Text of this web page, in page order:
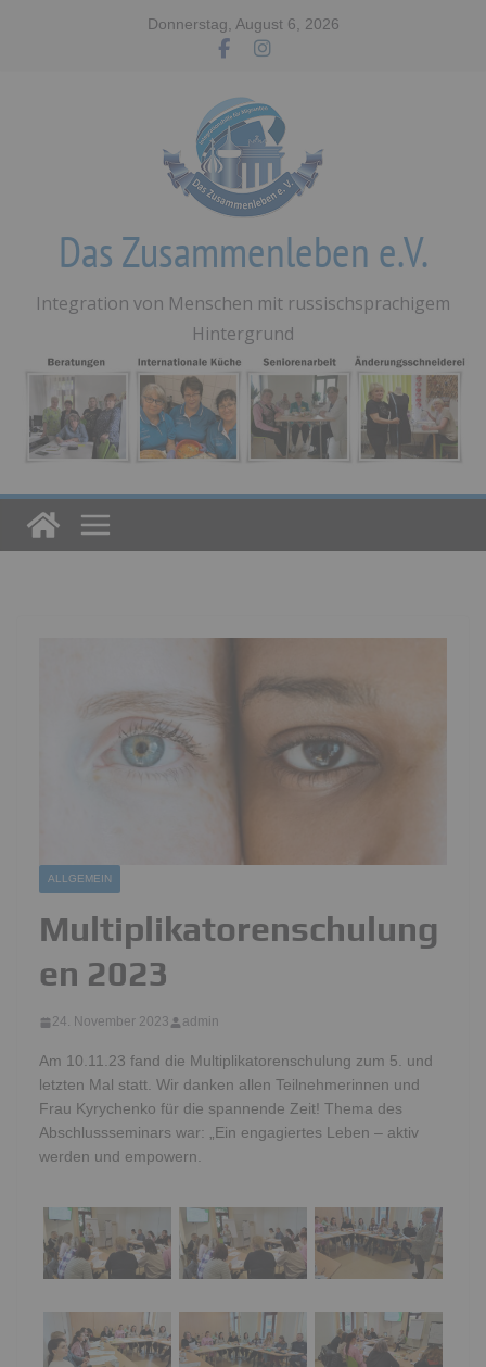
Donnerstag, August 6, 2026
Das Zusammenleben e.V.
Integration von Menschen mit russischsprachigem
Hintergrund
ALLGEMEIN
Multiplikatorenschulung
en 2023
24. November 2023 admin
Am 10.11.23 fand die Multiplikatorenschulung zum 5. und
letzten Mal statt. Wir danken allen Teilnehmerinnen und
Frau Kyrychenko für die spannende Zeit! Thema des
Abschlussseminars war: „Ein engagiertes Leben – aktiv
werden und empowern.